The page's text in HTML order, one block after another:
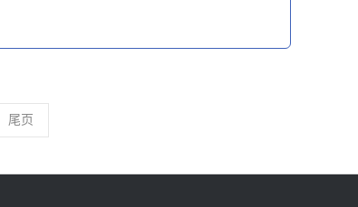
尾页